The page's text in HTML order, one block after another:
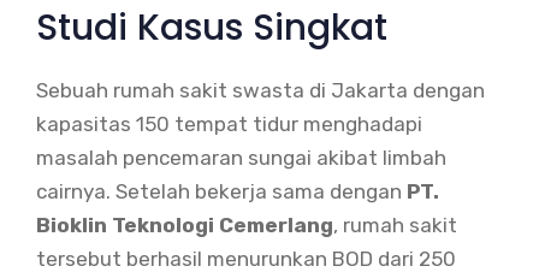
Studi Kasus Singkat
Sebuah rumah sakit swasta di Jakarta dengan
kapasitas 150 tempat tidur menghadapi
masalah pencemaran sungai akibat limbah
cairnya. Setelah bekerja sama dengan PT.
Bioklin Teknologi Cemerlang, rumah sakit
tersebut berhasil menurunkan BOD dari 250